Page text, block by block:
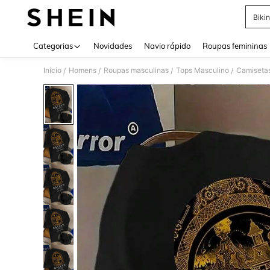
Categorias Novidades Navio rápido Roupas femininas
Início / Homens / Roupas masculinas / Tops Masculino /